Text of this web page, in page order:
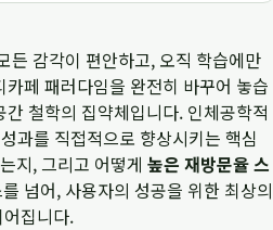
든 감각이 편안하고, 오직 학습에만
페 패러다임을 완전히 바꾸어 놓습
철학의 집약체입니다. 인체공학적
과를 직접적으로 향상시키는 핵심
지, 그리고 어떻게 높은 재방문율 스
넘어, 사용자의 성공을 위한 최상의
집니다.